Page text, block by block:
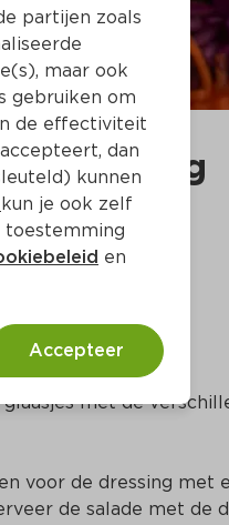
glaasjes met de
voor de dressing met
de salade met de
partijen zoals
maar ook
gebruiken om
de effectiviteit
dan
kunnen
kun je ook zelf
toestemming
en
Accepteer